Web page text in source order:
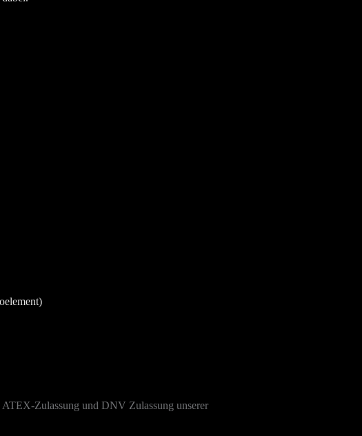
Zulassung und DNV Zulassung unserer